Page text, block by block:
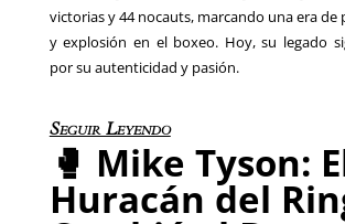
victorias y 44 nocauts, marcando una era de
y explosión en el boxeo. Hoy, su legado
por su autenticidad y pasión.
Seguir Leyendo
🥊 Mike Tyson:
Huracán del